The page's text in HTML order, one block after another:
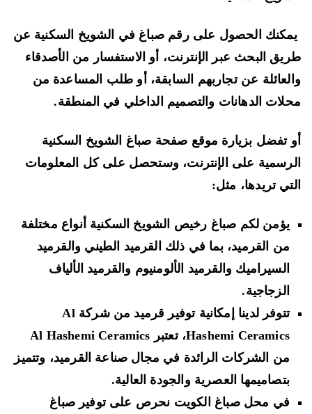
الحصول على رقم صباغ في الشويخ السكنية عن
البحث عبر الإنترنت، أو الاستفسار من الأصدقاء
عن تجاربهم السابقة، أو طلب المساعدة من
الدهانات والتصميم الداخلي في المنطقة.
تفضل بزيارة موقع صفحة صباغ الشويخ السكنية
على الإنترنت، وستحصل على كل المعلومات
تريدها، مثل:
يؤمن لكم صباغ رخيص الشويخ السكنية أنواع مختلفة
من القرميد، بما في ذلك القرميد الطيني والقرميد
السيراميك والقرميد الألومنيوم والقرميد الألياف
الزجاجية.
تتوفر لدينا إمكانية توفير قرميد من شركة Al
Hashemi Ceramics، تعتبر Al Hashemi Ceramics
من الشركات الرائدة في مجال صناعة القرميد، وتتميز
بتصاميمها العصرية والجودة العالية.
في محل صباغ الكويت نحرص على توفير صباغ